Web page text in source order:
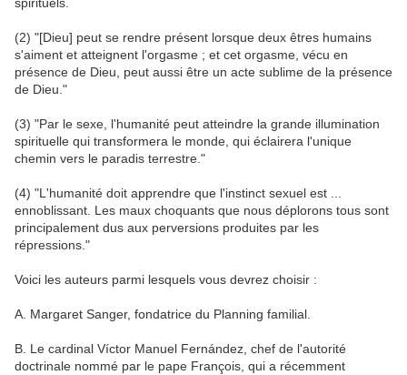
(2) "[Dieu] peut se rendre présent lorsque deux êtres humains
s'aiment et atteignent l'orgasme ; et cet orgasme, vécu en
présence de Dieu, peut aussi être un acte sublime de la présence
de Dieu."
(3) "Par le sexe, l'humanité peut atteindre la grande illumination
spirituelle qui transformera le monde, qui éclairera l'unique
chemin vers le paradis terrestre."
(4) "L'humanité doit apprendre que l'instinct sexuel est ...
ennoblissant. Les maux choquants que nous déplorons tous sont
principalement dus aux perversions produites par les
répressions."
Voici les auteurs parmi lesquels vous devrez choisir :
A. Margaret Sanger, fondatrice du Planning familial.
B. Le cardinal Víctor Manuel Fernández, chef de l'autorité
doctrinale nommé par le pape François, qui a récemment